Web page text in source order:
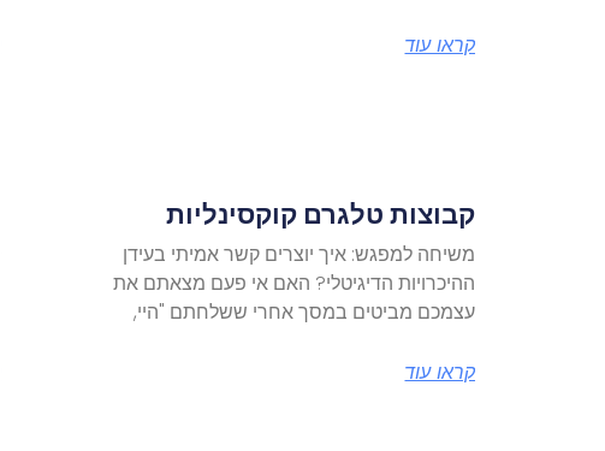
קראו עוד
קבוצות טלגרם קוקסינליות
משיחה למפגש: איך יוצרים קשר אמיתי בעידן
ההיכרויות הדיגיטלי? האם אי פעם מצאתם את
עצמכם מביטים במסך אחרי ששלחתם "היי,
קראו עוד